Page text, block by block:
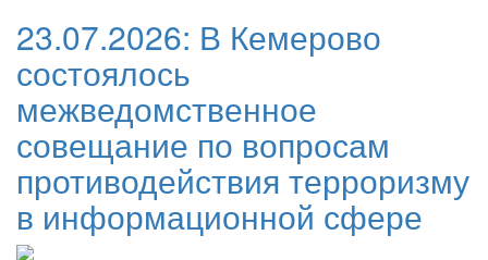
23.07.2026: В Кемерово
состоялось
межведомственное
совещание по вопросам
противодействия терроризму
в информационной сфере